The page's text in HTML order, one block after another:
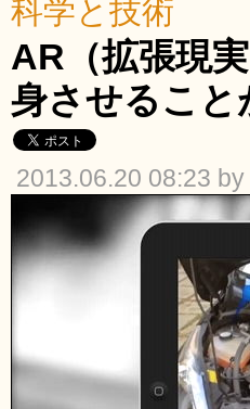
科学と技術
AR（拡張現
身させること
2013.06.20 08:23 by